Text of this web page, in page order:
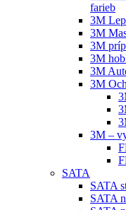
farieb
3M
3M
3M
3M
3M
3M
3M –
SATA
SATA
SATA